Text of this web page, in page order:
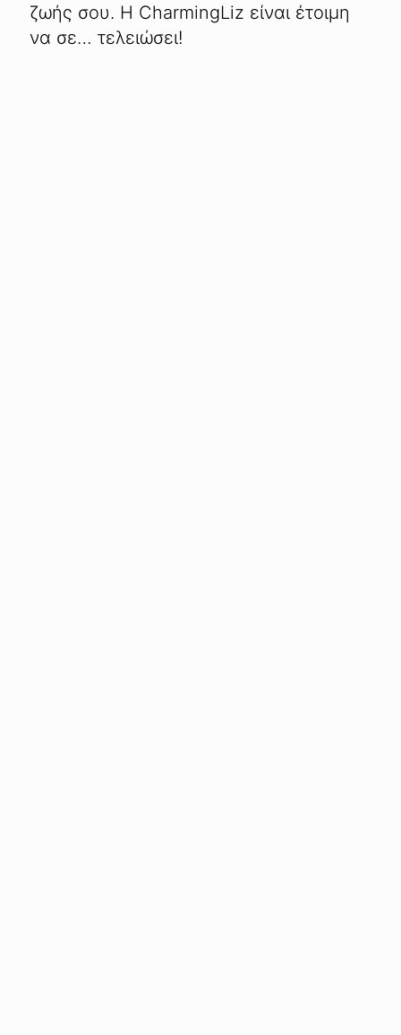
ζωής σου. Η CharmingLiz είναι έτοιμη
να σε… τελειώσει!